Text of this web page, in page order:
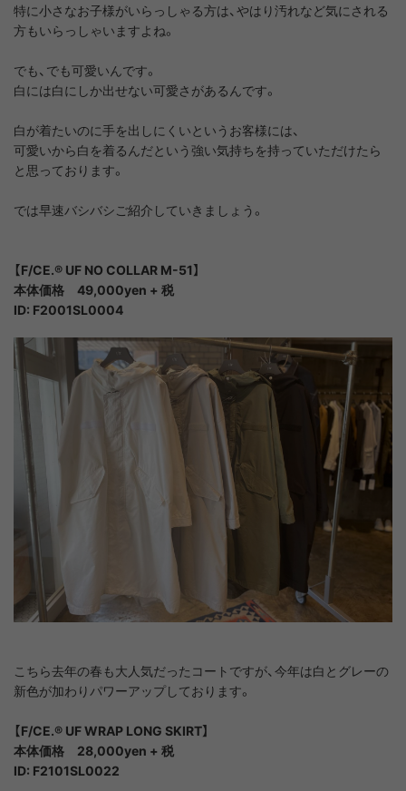
特に小さなお子様がいらっしゃる方は、やはり汚れなど気にされる
方もいらっしゃいますよね。
でも、でも可愛いんです。
白には白にしか出せない可愛さがあるんです。
白が着たいのに手を出しにくいというお客様には、
可愛いから白を着るんだという強い気持ちを持っていただけたら
と思っております。
では早速バシバシご紹介していきましょう。
【F/CE.® UF NO COLLAR M-51】
本体価格 49,000yen + 税
ID: F2001SL0004
こちら去年の春も大人気だったコートですが、今年は白とグレーの
新色が加わりパワーアップしております。
【F/CE.®︎ UF WRAP LONG SKIRT】
本体価格 28,000yen + 税
ID: F2101SL0022